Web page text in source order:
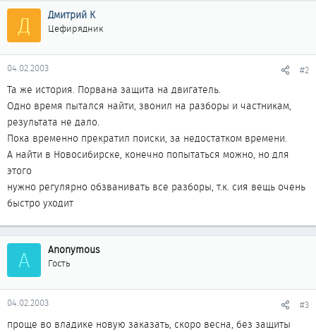
Д Дмитрий К
Цефирядник
04.02.2003 #2
Та же история. Порвана защита на двигатель.
Одно время пытался найти, звонил на разборы и частникам,
результата не дало.
Пока временно прекратил поиски, за недостатком времени.
А найти в Новосибирске, конечно попытаться можно, но для
этого
нужно регулярно обзванивать все разборы, т.к. сия вещь очень
быстро уходит
A Anonymous
Гость
04.02.2003 #3
проще во владике новую заказать, скоро весна, без защиты